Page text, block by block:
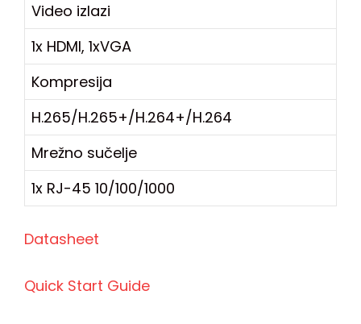
Video izlazi
1x HDMI, 1xVGA
Kompresija
H.265/H.265+/H.264+/H.264
Mrežno sučelje
1x RJ-45 10/100/1000
Datasheet
Quick Start Guide